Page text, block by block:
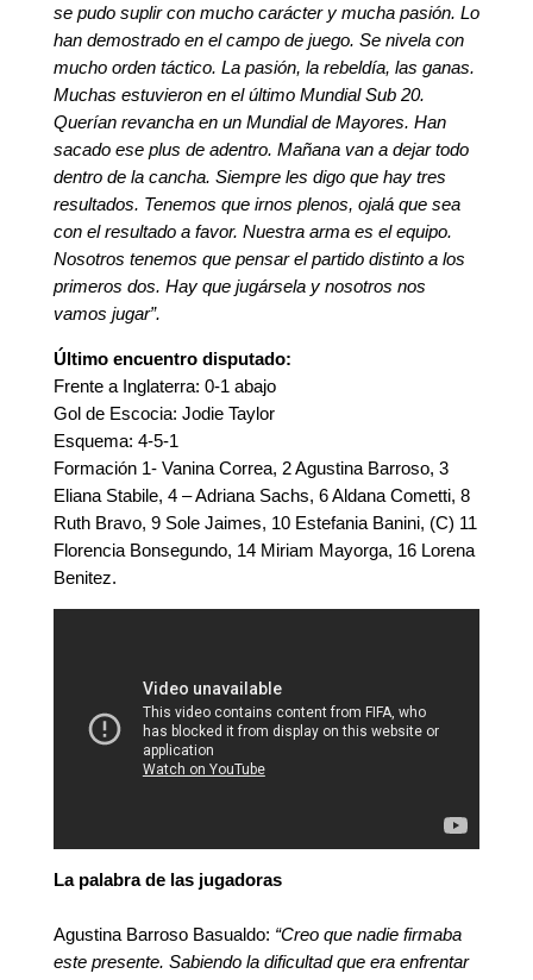
se pudo suplir con mucho carácter y mucha pasión. Lo
han demostrado en el campo de juego. Se nivela con
mucho orden táctico. La pasión, la rebeldía, las ganas.
Muchas estuvieron en el último Mundial Sub 20.
Querían revancha en un Mundial de Mayores. Han
sacado ese plus de adentro. Mañana van a dejar todo
dentro de la cancha. Siempre les digo que hay tres
resultados. Tenemos que irnos plenos, ojalá que sea
con el resultado a favor. Nuestra arma es el equipo.
Nosotros tenemos que pensar el partido distinto a los
primeros dos. Hay que jugársela y nosotros nos
vamos jugar”.
Último encuentro disputado:
Frente a Inglaterra: 0-1 abajo
Gol de Escocia: Jodie Taylor
Esquema: 4-5-1
Formación 1- Vanina Correa, 2 Agustina Barroso, 3
Eliana Stabile, 4 – Adriana Sachs, 6 Aldana Cometti, 8
Ruth Bravo, 9 Sole Jaimes, 10 Estefania Banini, (C) 11
Florencia Bonsegundo, 14 Miriam Mayorga, 16 Lorena
Benitez.
La palabra de las jugadoras
Agustina Barroso Basualdo: “Creo que nadie firmaba
este presente. Sabiendo la dificultad que era enfrentar